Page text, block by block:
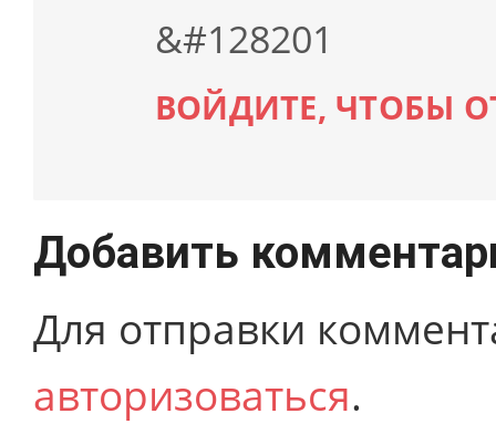
&#128201
ВОЙДИТЕ, ЧТОБЫ
Добавить
Для отправки
авторизоваться.